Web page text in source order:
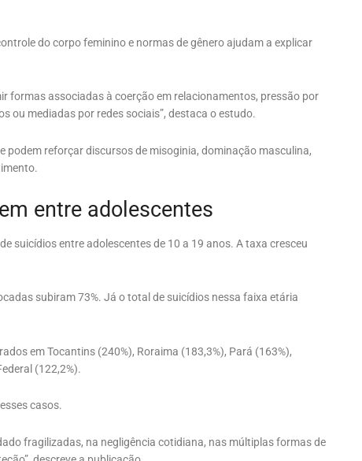
do corpo feminino e normas de gênero ajudam a explicar
formas associadas à coerção em relacionamentos, pressão por
ou mediadas por redes sociais”, destaca o estudo.
podem reforçar discursos de misoginia, dominação masculina,
entre adolescentes
suicídios entre adolescentes de 10 a 19 anos. A taxa cresceu
subiram 73%. Já o total de suicídios nessa faixa etária
em Tocantins (240%), Roraima (183,3%), Pará (163%),
(122,2%).
casos.
fragilizadas, na negligência cotidiana, nas múltiplas formas de